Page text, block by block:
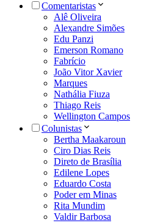
Comentaristas
Alê Oliveira
Alexandre Simões
Edu Panzi
Emerson Romano
Fabrício
João Vitor Xavier
Marques
Nathália Fiuza
Thiago Reis
Wellington Campos
Colunistas
Bertha Maakaroun
Ciro Dias Reis
Direto de Brasília
Edilene Lopes
Eduardo Costa
Poder em Minas
Rita Mundim
Valdir Barbosa